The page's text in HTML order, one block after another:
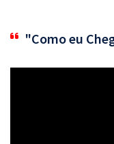
"Como eu